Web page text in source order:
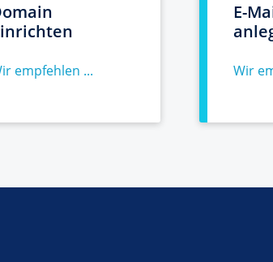
empfehlen ...
E-
Wir